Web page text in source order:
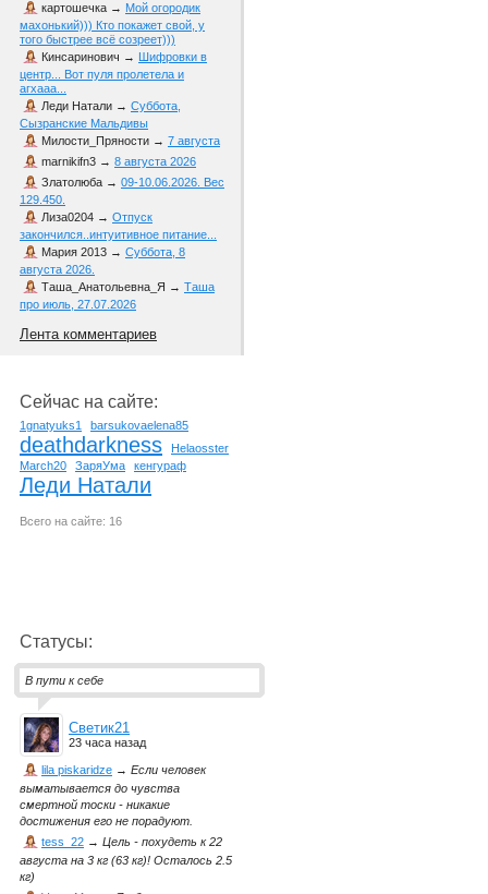
картошечка → Мой огородик
махонький))) Кто покажет свой, у
того быстрее всё созреет)))
Кинсаринович → Шифровки в
центр... Вот пуля пролетела и
агхааа...
Леди Натали → Суббота,
Сызранские Мальдивы
Милости_Пряности → 7 августа
marnikifn3 → 8 августа 2026
Златолюба → 09-10.06.2026. Вес
129.450.
Лиза0204 → Отпуск
закончился..интуитивное питание...
Мария 2013 → Суббота, 8
августа 2026.
Таша_Анатольевна_Я → Таша
про июль, 27.07.2026
Лента комментариев
Сейчас на сайте:
1gnatyuks1 barsukovaelena85
deathdarkness
Helaosster
March20
ЗаряУма кенгураф
Леди Натали
Всего на сайте: 16
Статусы:
В пути к себе
Светик21
23 часа назад
lila piskaridze → Если человек
выматывается до чувства
смертной тоски - никакие
достижения его не порадуют.
tess_22 → Цель - похудеть к 22
августа на 3 кг (63 кг)! Осталось 2.5
кг)